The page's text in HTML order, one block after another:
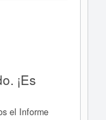
¡Es
el Informe